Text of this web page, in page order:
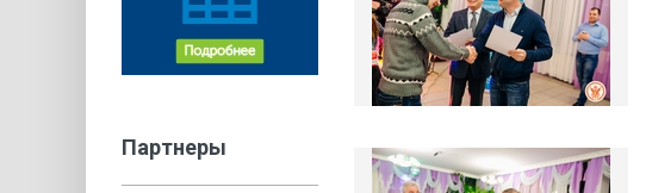
Партнеры